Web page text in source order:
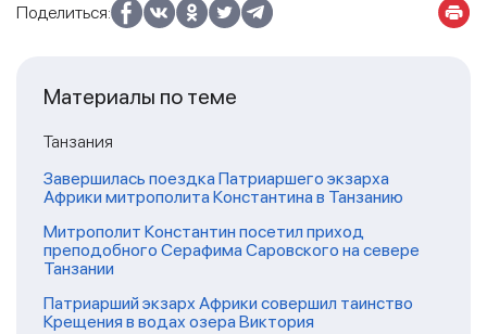
Поделиться:
Материалы по теме
Танзания
Завершилась поездка Патриаршего экзарха
Африки митрополита Константина в Танзанию
Митрополит Константин посетил приход
преподобного Серафима Саровского на севере
Танзании
Патриарший экзарх Африки совершил таинство
Крещения в водах озера Виктория